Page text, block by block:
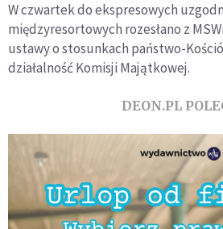
W czwartek do ekspresowych
międzyresortowych rozesłano z
ustawy o stosunkach państwo-
działalność Komisji Majątkowej.
DEON.PL